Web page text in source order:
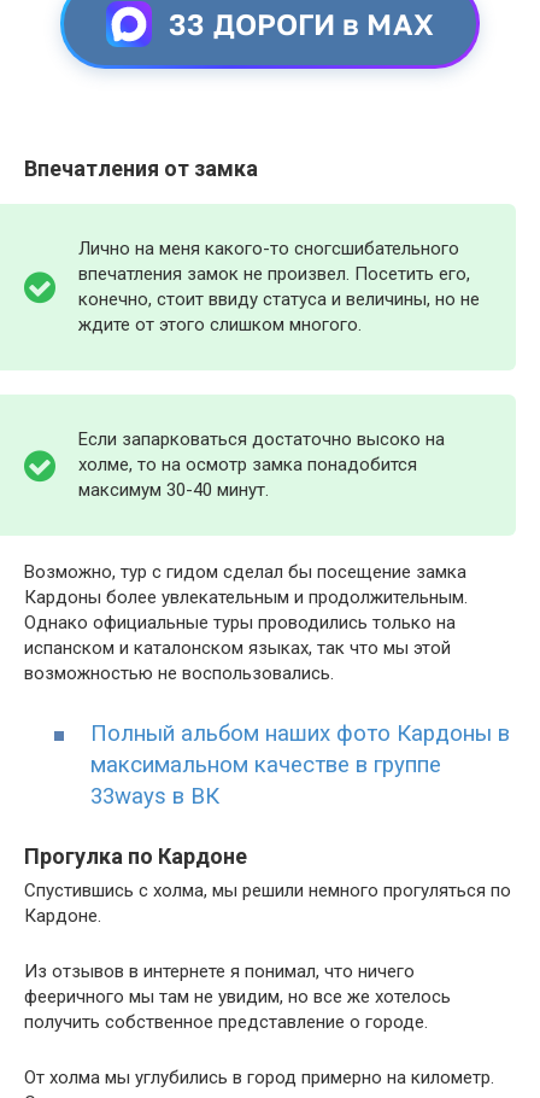
33 ДОРОГИ в MAX
Впечатления от замка
Лично на меня какого-то сногсшибательного
впечатления замок не произвел. Посетить его,
конечно, стоит ввиду статуса и величины, но не
ждите от этого слишком многого.
Если запарковаться достаточно высоко на
холме, то на осмотр замка понадобится
максимум 30-40 минут.
Возможно, тур с гидом сделал бы посещение замка
Кардоны более увлекательным и продолжительным.
Однако официальные туры проводились только на
испанском и каталонском языках, так что мы этой
возможностью не воспользовались.
Полный альбом наших фото Кардоны в
максимальном качестве в группе
33ways в ВК
Прогулка по Кардоне
Спустившись с холма, мы решили немного прогуляться по
Кардоне.
Из отзывов в интернете я понимал, что ничего
фееричного мы там не увидим, но все же хотелось
получить собственное представление о городе.
От холма мы углубились в город примерно на километр.